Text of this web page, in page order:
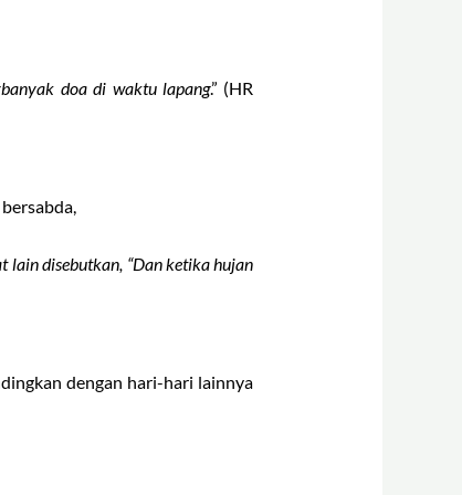
doa di waktu lapang.” (HR
lain disebutkan, “Dan ketika hujan
dengan hari-hari lainnya